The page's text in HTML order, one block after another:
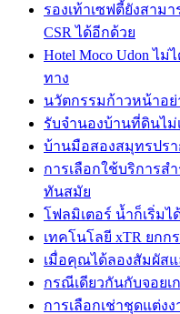
รองเท้าเซฟตี้ยังสาม
CSR ได้อีกด้วย
Hotel Moco Udon ไ
ทาง
นวัตกรรมก้าวหน้าอย่
รับจำนองบ้านที่ดินไ
บ้านมือสองสมุทรปรา
การเลือกใช้บริการส
ทันสมัย
โฟลมิเตอร์ น้ำก็เริ่ม
เทคโนโลยี xTR ยกก
เมื่อคุณได้ลองสัมผัส
กรณีเดียวกันกับจอยเ
การเลือกเช่าชุดแต่ง